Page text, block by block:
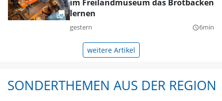
im Freilandmuseum das Brotbacken
lernen
gestern query_builder6min
weitere Artikel
SONDERTHEMEN AUS DER REGION